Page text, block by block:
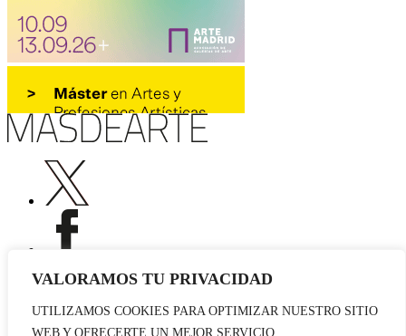
VALORAMOS TU PRIVACIDAD
UTILIZAMOS COOKIES PARA OPTIMIZAR NUESTRO SITIO
WEB Y OFRECERTE UN MEJOR SERVICIO.
Publicidad